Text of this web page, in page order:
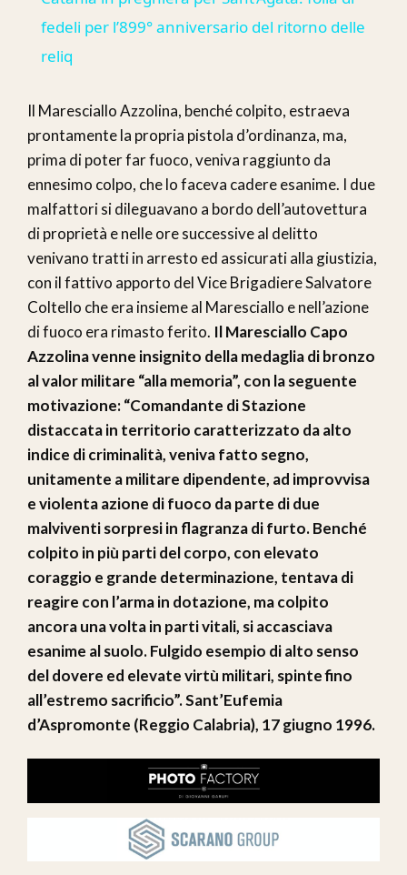
fedeli per l’899° anniversario del ritorno delle
reliq
Il Maresciallo Azzolina, benché colpito, estraeva
prontamente la propria pistola d’ordinanza, ma,
prima di poter far fuoco, veniva raggiunto da
ennesimo colpo, che lo faceva cadere esanime. I due
malfattori si dileguavano a bordo dell’autovettura
di proprietà e nelle ore successive al delitto
venivano tratti in arresto ed assicurati alla giustizia,
con il fattivo apporto del Vice Brigadiere Salvatore
Coltello che era insieme al Maresciallo e nell’azione
di fuoco era rimasto ferito. Il Maresciallo Capo
Azzolina venne insignito della medaglia di bronzo
al valor militare “alla memoria”, con la seguente
motivazione: “Comandante di Stazione
distaccata in territorio caratterizzato da alto
indice di criminalità, veniva fatto segno,
unitamente a militare dipendente, ad improvvisa
e violenta azione di fuoco da parte di due
malviventi sorpresi in flagranza di furto. Benché
colpito in più parti del corpo, con elevato
coraggio e grande determinazione, tentava di
reagire con l’arma in dotazione, ma colpito
ancora una volta in parti vitali, si accasciava
esanime al suolo. Fulgido esempio di alto senso
del dovere ed elevate virtù militari, spinte fino
all’estremo sacrificio”. Sant’Eufemia
d’Aspromonte (Reggio Calabria), 17 giugno 1996.